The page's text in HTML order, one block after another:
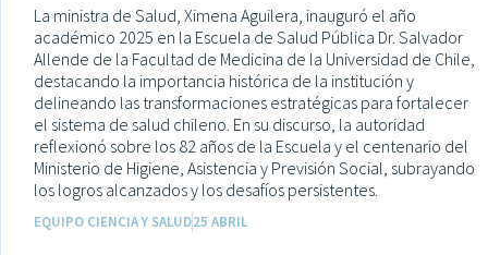
La ministra de Salud, Ximena Aguilera, inauguró el año
académico 2025 en la Escuela de Salud Pública Dr. Salvador
Allende de la Facultad de Medicina de la Universidad de Chile,
destacando la importancia histórica de la institución y
delineando las transformaciones estratégicas para fortalecer
el sistema de salud chileno. En su discurso, la autoridad
reflexionó sobre los 82 años de la Escuela y el centenario del
Ministerio de Higiene, Asistencia y Previsión Social, subrayando
los logros alcanzados y los desafíos persistentes.
EQUIPO CIENCIA Y SALUD25 ABRIL